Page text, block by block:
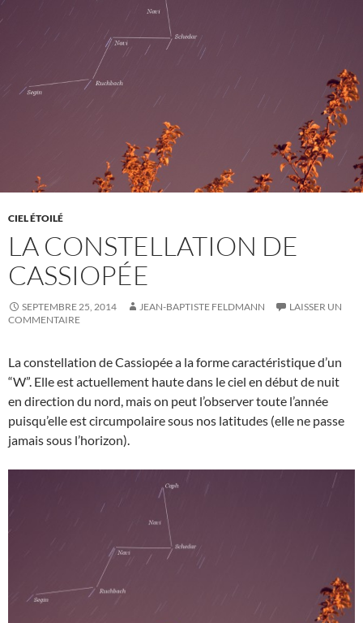
CIEL ÉTOILÉ
LA CONSTELLATION DE
CASSIOPÉE
SEPTEMBRE 25, 2014 JEAN-BAPTISTE FELDMANN
LAISSER UN
COMMENTAIRE
La constellation de Cassiopée a la forme caractéristique d’un
“W”. Elle est actuellement haute dans le ciel en début de nuit
en direction du nord, mais on peut l’observer toute l’année
puisqu’elle est circumpolaire sous nos latitudes (elle ne passe
jamais sous l’horizon).